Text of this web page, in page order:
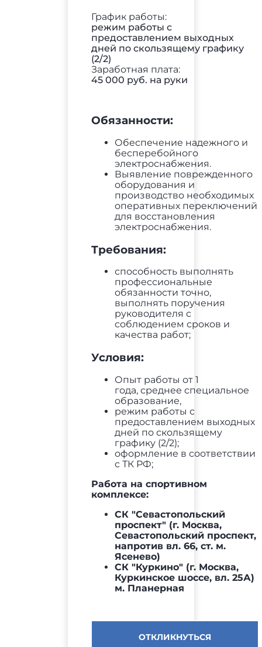
График работы:
режим работы с
предоставлением выходных
дней по скользящему графику
(2/2)
Заработная плата:
45 000 руб. на руки
Обязанности:
Обеспечение надежного и
бесперебойного
электроснабжения.
Выявление поврежденного
оборудования и
производство необходимых
оперативных переключений
для восстановления
электроснабжения.
Требования:
способность выполнять
профессиональные
обязанности точно,
выполнять поручения
руководителя с
соблюдением сроков и
качества работ;
Условия:
Опыт работы от 1
года, среднее специальное
образование,
режим работы с
предоставлением выходных
дней по скользящему
графику (2/2);
оформление в соответствии
с ТК РФ;
Работа на спортивном
комплексе:
СК "Севастопольский
проспект" (г. Москва,
Севастопольский проспект,
напротив вл. 66, ст. м.
Ясенево)
СК "Куркино" (г. Москва,
Куркинское шоссе, вл. 25А)
м. Планерная
ОТКЛИКНУТЬСЯ